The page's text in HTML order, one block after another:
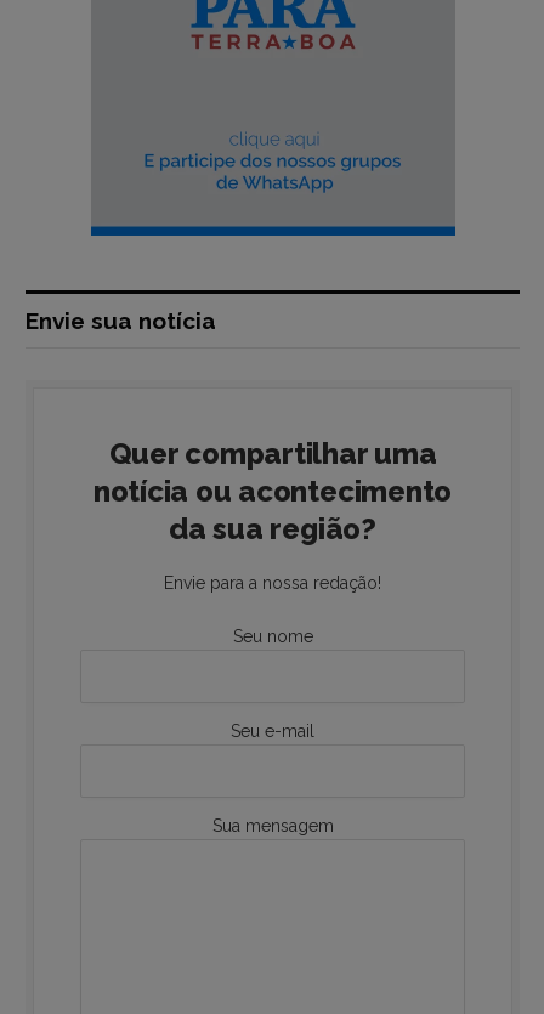
Envie sua notícia
Quer compartilhar uma
notícia ou acontecimento
da sua região?
Envie para a nossa redação!
Seu nome
Seu e-mail
Sua mensagem